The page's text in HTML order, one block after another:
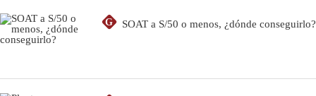
G SOAT a S/50 o menos, ¿dónde conseguirlo?